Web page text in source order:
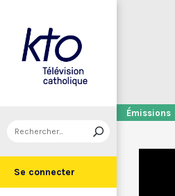
Se connecter
Émissions